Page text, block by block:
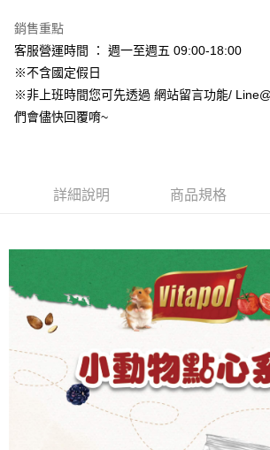
台灣樂天信用卡公司
AFTEE先享後付
相關說明
【關於「AFTEE先享後付」】
AFTEE先享後付是「在收到商品之後才付款」的支付
便利好安心！
【「AFTEE先享後付」結帳流程】
ATM／網路銀行／等多元方式進行付款，方視為交易
※ 請注意：結帳手續完成當下不需立刻繳費，但若您
購買商品的店家。未經商家同意取消之訂單仍視為
後付繳納相關費用。
※ 交易是否成功請以「AFTEE先享後付 」之結帳頁
是否繳費成功／繳費後需取消欲退款等相關疑問，請
客戶支援中心」
https://
【注意事項】
１．透過由恩沛科技股份有限公司提供之「AFTEE先
易，需依本服務之必要範圍內提供個人資料，並將交
權轉讓予恩沛科技股份有限公司。
ATM付款
每筆NT$60，滿NT$999(含以上)免運費
每筆NT$60，滿NT$999(含以上)免運費
萊爾富取貨付款_限重10KG
每筆NT$60，滿NT$999(含以上)免運費
付款後萊爾富取貨_限重10KG
每筆NT$60，滿NT$999(含以上)免運費
7-11取貨付款_限重10KG
每筆NT$60，滿NT$999(含以上)免運費
銷售重點
客服營運時間 ： 週一至週五 09:00-18:00
※不含國定假日
※非上班時間您可先透過 網站留言功能/
們會儘快回覆唷~
詳細說明 商品規格